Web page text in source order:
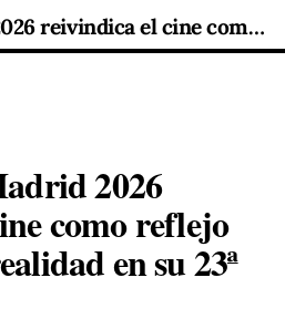
Documenta Madrid 2026 reivindica el cine como reflejo directo de la realidad en su 23ª edición
2026
como reflejo
en su 23ª